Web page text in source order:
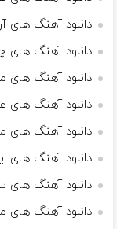
دانلود آهنگ های
دانلود آهنگ های
دانلود آهنگ های
دانلود آهنگ های
دانلود آهنگ های
دانلود آهنگ های
دانلود آهنگ های
دانلود آهنگ های